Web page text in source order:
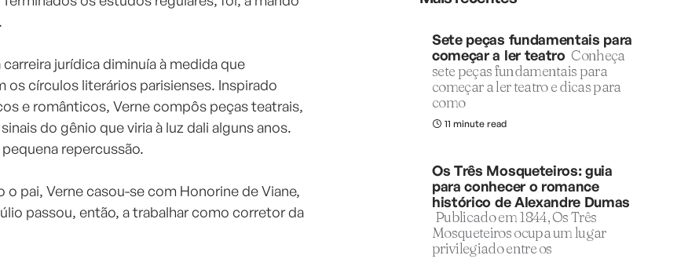
jurídica diminuía à medida que
os círculos literários parisienses. Inspirado
e românticos, Verne compôs peças teatrais,
do gênio que viria à luz dali alguns anos.
repercussão.
o pai, Verne casou-se com Honorine de Viane,
passou, então, a trabalhar como corretor da
Sete peças fundamentais para
começar a ler teatro Conheça
sete peças fundamentais para
começar a ler teatro e dicas para
como
11 minute read
Os Três Mosqueteiros: guia
para conhecer o romance
histórico de Alexandre Dumas
Publicado em 1844, Os Três
Mosqueteiros ocupa um lugar
privilegiado entre os